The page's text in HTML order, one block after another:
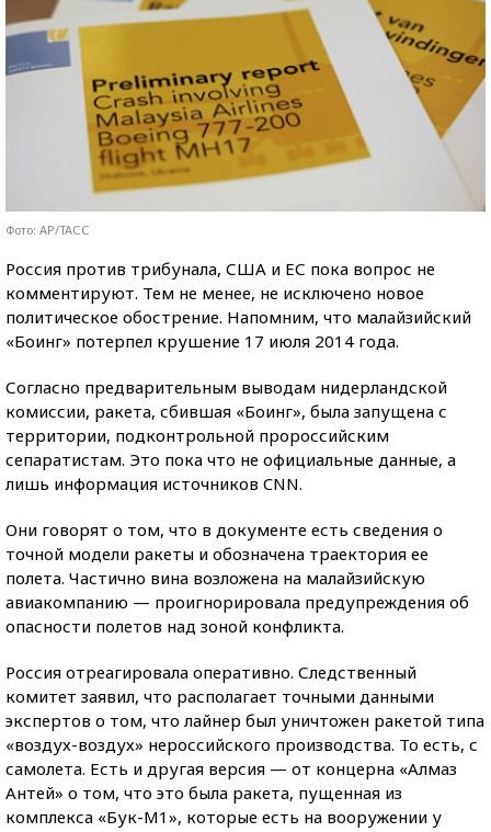
Фото: AP/ТАСС
Россия против трибунала, США и ЕС пока вопрос не
комментируют. Тем не менее, не исключено новое
политическое обострение. Напомним, что малайзийский
«Боинг» потерпел крушение 17 июля 2014 года.
Согласно предварительным выводам нидерландской
комиссии, ракета, сбившая «Боинг», была запущена с
территории, подконтрольной пророссийским
сепаратистам. Это пока что не официальные данные, а
лишь информация источников CNN.
Они говорят о том, что в документе есть сведения о
точной модели ракеты и обозначена траектория ее
полета. Частично вина возложена на малайзийскую
авиакомпанию — проигнорировала предупреждения об
опасности полетов над зоной конфликта.
Россия отреагировала оперативно. Следственный
комитет заявил, что располагает точными данными
экспертов о том, что лайнер был уничтожен ракетой типа
«воздух-воздух» нероссийского производства. То есть, с
самолета. Есть и другая версия — от концерна «Алмаз
Антей» о том, что это была ракета, пущенная из
комплекса «Бук-М1», которые есть на вооружении у